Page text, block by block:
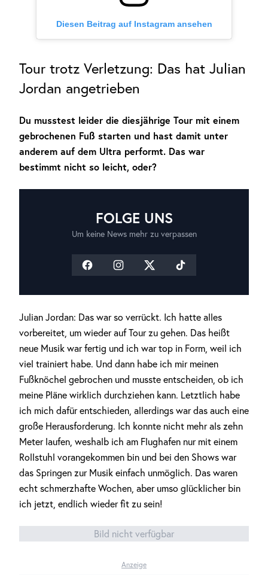
Diesen Beitrag auf Instagram ansehen
Tour trotz Verletzung: Das hat Julian
Jordan angetrieben
Du musstest leider die diesjährige Tour mit einem
gebrochenen Fuß starten und hast damit unter
anderem auf dem Ultra performt. Das war
bestimmt nicht so leicht, oder?
FOLGE UNS
Um keine News mehr zu verpassen
Julian Jordan: Das war so verrückt. Ich hatte alles
vorbereitet, um wieder auf Tour zu gehen. Das heißt
neue Musik war fertig und ich war top in Form, weil ich
viel trainiert habe. Und dann habe ich mir meinen
Fußknöchel gebrochen und musste entscheiden, ob ich
meine Pläne wirklich durchziehen kann. Letztlich habe
ich mich dafür entschieden, allerdings war das auch eine
große Herausforderung. Ich konnte nicht mehr als zehn
Meter laufen, weshalb ich am Flughafen nur mit einem
Rollstuhl vorangekommen bin und bei den Shows war
das Springen zur Musik einfach unmöglich. Das waren
echt schmerzhafte Wochen, aber umso glücklicher bin
ich jetzt, endlich wieder fit zu sein!
Bild nicht verfügbar
Anzeige